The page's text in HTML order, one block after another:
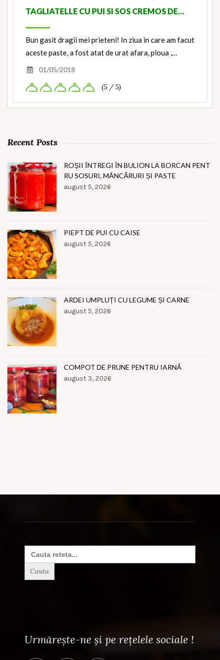
TAGLIATELLE CU PUI SI SOS CREMOS DE…
Bun gasit dragii mei prieteni! In ziua in care am facut
aceste paste, a fost atat de urat afara, ploua ,…
01/05/2018
(5 / 5)
Recent Posts
ROȘII ÎNTREGI ÎN BULION LA BORCAN PENT
RU SOSURI, MÂNCĂRURI ȘI PASTE
august 5, 2026
PIEPT DE PUI CU CAISE
august 5, 2026
ARDEI UMPLUȚI CU LEGUME ȘI CARNE
august 5, 2026
COMPOT DE PRUNE PENTRU IARNĂ
august 3, 2026
Search
for:
Urmărește-ne și pe rețelele sociale !